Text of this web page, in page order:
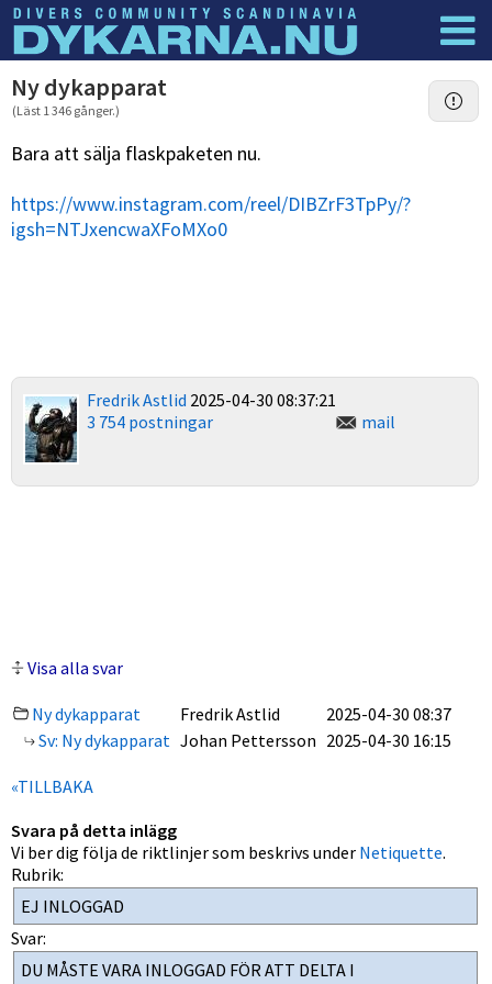
Dyknyheter Logga in
Ny dykapparat
(Läst 1 346 gånger.)
Bara att sälja flaskpaketen nu.
https://www.instagram.com/reel/DIBZrF3TpPy/?
igsh=NTJxencwaXFoMXo0
Fredrik Astlid 2025-04-30 08:37:21
3 754 postningar
mail
Visa alla svar
Ny dykapparat Fredrik Astlid
2025-04-30 08:37
Sv: Ny dykapparat Johan Pettersson 2025-04-30 16:15
«TILLBAKA
Svara på detta inlägg
Vi ber dig följa de riktlinjer som beskrivs under Netiquette.
Rubrik:
Svar: